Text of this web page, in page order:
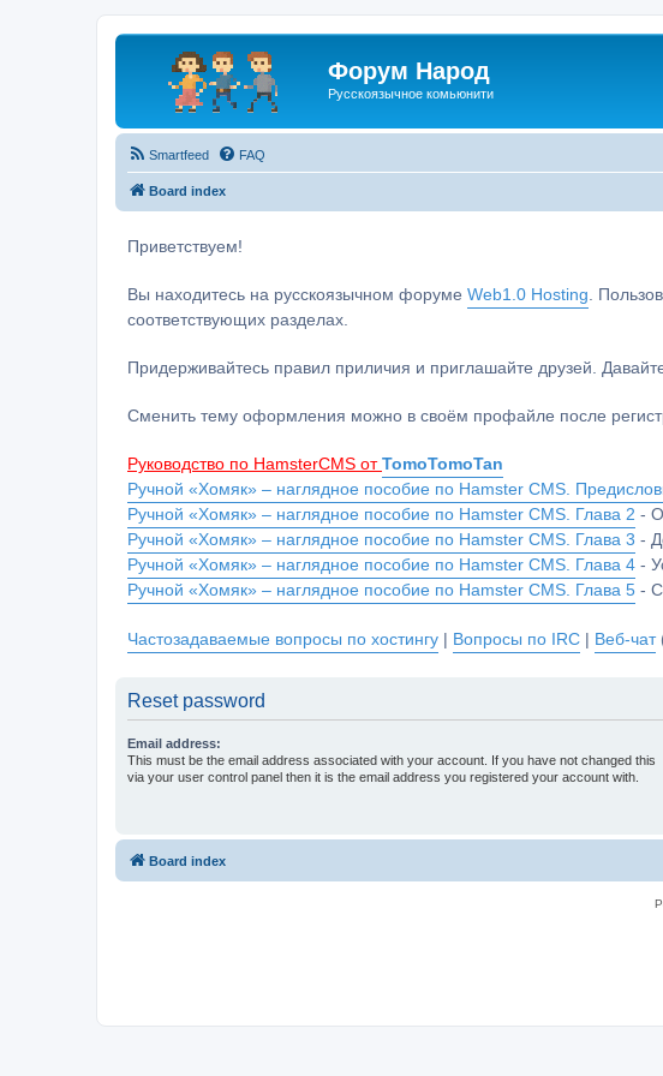
Форум Народ
Русскоязычное комьюнити
Smartfeed FAQ
Board index
Приветствуем!
Вы находитесь на русскоязычном форуме Web1.0 Hosting .
соответствующих разделах.
Придерживайтесь правил приличия и приглашайте друзей.
Сменить тему оформления можно в своём профайле после
Руководство по HamsterCMS от TomoTomoTan
Ручной «Хомяк» – наглядное пособие по Hamster CMS.
Ручной «Хомяк» – наглядное пособие по Hamster CMS. Глава 2 -
Ручной «Хомяк» – наглядное пособие по Hamster CMS. Глава 3 -
Ручной «Хомяк» – наглядное пособие по Hamster CMS. Глава 4 -
Ручной «Хомяк» – наглядное пособие по Hamster CMS. Глава 5 -
Частозадаваемые вопросы по хостингу | Вопросы по IRC | Веб-чат
Reset password
Email address:
This must be the email address associated with your account. If you have not changed this
via your user control panel then it is the email address you registered your account with.
Board index